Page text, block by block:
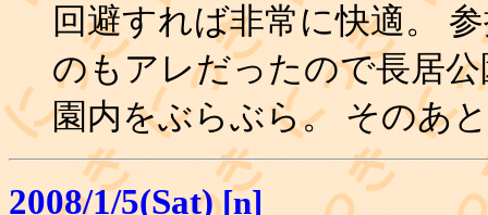
回避すれば非常に快適。
のもアレだったので長居
園内をぶらぶら。 そのあ
2008/1/5(Sat) [n]